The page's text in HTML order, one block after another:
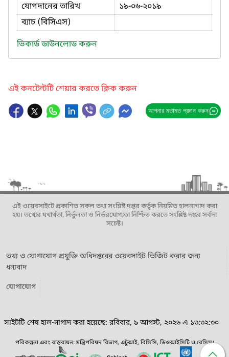
যোগদানের তারিখ
১৯-০৬-২০১৯
ব্যাচ (বিসিএস)
ভিকার্ড ডাউনলোড করুন
এই কনটেন্টটি শেয়ার করতে ক্লিক করুন
আপনার মতামত প্রদান করুন
এই ওয়েবসাইটে প্রকাশিত সকল তথ্য সংশ্লিষ্ট দপ্তর কর্তৃক নিয়মিত হালনাগাদ করা
হয়। তথ্যের যথার্থতা, নির্ভুলতা ও নির্ভরযোগ্যতা নিশ্চিত করতে সংশ্লিষ্ট দপ্তর সর্বদা
সচেষ্ট।
তথ্য ও যোগাযোগ প্রযুক্তি অধিদপ্তরের ওয়েবসাইট ভিজিট করার জন্য
ধন্যবাদ
যোগাযোগ
সাইটটি শেষ হাল-নাগাদ করা হয়েছে: রবিবার, ৯ আগস্ট, ২০২৬ এ ১৩:৩২:৩০
পরিকল্পনা এবং বাস্তবায়ন: মন্ত্রিপরিষদ বিভাগ, এটুআই, বিসিসি, ডিওআইসিটি ও বেসিস।